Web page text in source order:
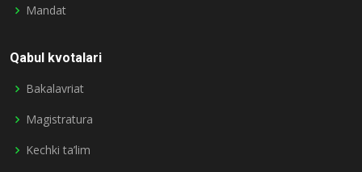
Mandat
Qabul kvotalari
Bakalavriat
Magistratura
Kechki ta’lim